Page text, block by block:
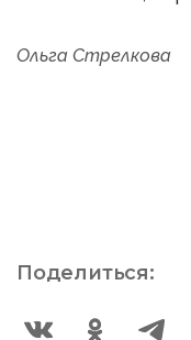
Ольга Стрелкова
Поделиться: